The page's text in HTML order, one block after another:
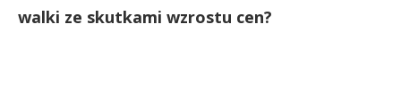
walki ze skutkami wzrostu cen?